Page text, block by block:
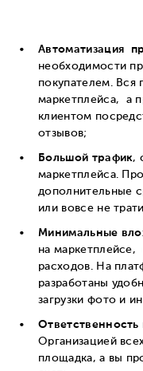
Автоматизация
необходимости
покупателем. Вся
маркетплейса, а
клиентом
отзывов;
Большой трафик,
маркетплейса.
дополнительные
или вовсе не
Минимальные
на
расходов. На
разработаны
загрузки фото и
Организацией
площадка, а вы